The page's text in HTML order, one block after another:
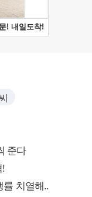
준다
!
률 치열해..